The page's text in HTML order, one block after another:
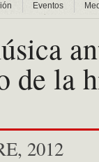
Eventos
de la
2012